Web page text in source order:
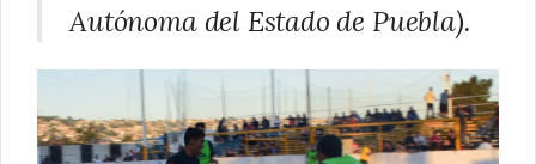
Autónoma del Estado de Puebla).